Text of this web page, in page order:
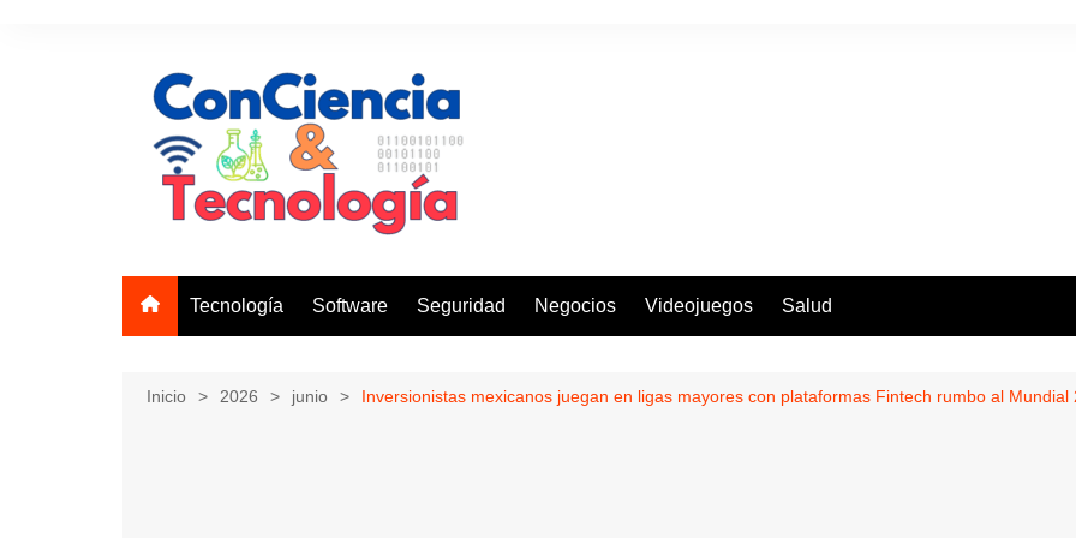
Tecnología Software Seguridad Negocios Videojuegos Salud
Inicio 2026 junio Inversionistas mexicanos juegan en ligas mayores con plataformas Fintech rumbo al Mundial